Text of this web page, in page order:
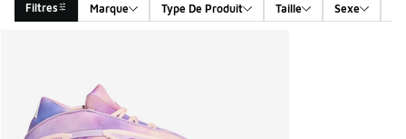
Filtres Marque Type De Produit Taille Sexe